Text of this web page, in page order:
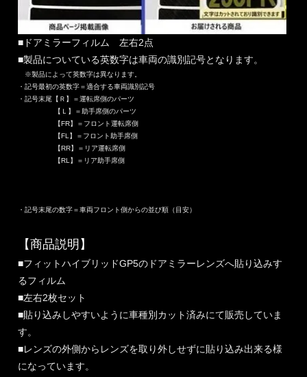
■ドアミラーフィルム 左右2点
■製品についている英数字は車両の識別記号となります。
※製品によって英数字は異なります。
・記号最初の英数字＝適合する車両識別記号
・記号末尾【Ｒ】＝運転席側のパーツ
【Ｌ】＝助手席側のパーツ
【FR】＝フロント運転席側
【FL】＝フロント助手席側
【RR】＝リア運転席側
【RL】＝リア助手席側
・記号末尾の数字＝車両フロント側からの並び順（目安）
【商品説明】
■フィットハイブリッドGP5のドアミラーレンズへ貼り込みす
るフィルム
■左右2枚セット
■貼り込みしやすいように車種別カット済みにて販売していま
す。
■レンズの外側からレンズを取り外しせずに貼り込み出来る様
になっています。